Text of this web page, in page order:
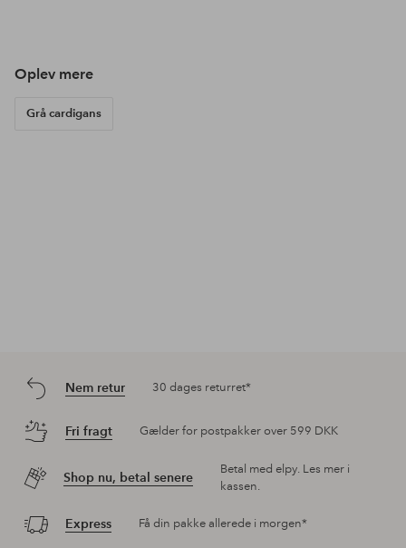
Oplev mere
Grå cardigans
Nem retur 30 dages returret*
Fri fragt Gælder for postpakker over 599 DKK
Shop nu, betal senere
Betal med elpy. Les mer i
kassen.
Express Få din pakke allerede i morgen*